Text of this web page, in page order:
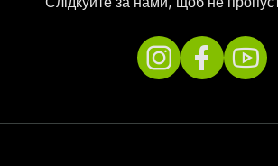
Слідкуйте за нами, щоб не